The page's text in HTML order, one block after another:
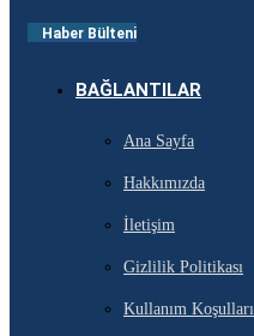
Haber Bülteni
BAĞLANTILAR
Ana Sayfa
Hakkımızda
İletişim
Gizlilik Politikası
Kullanım Koşulları